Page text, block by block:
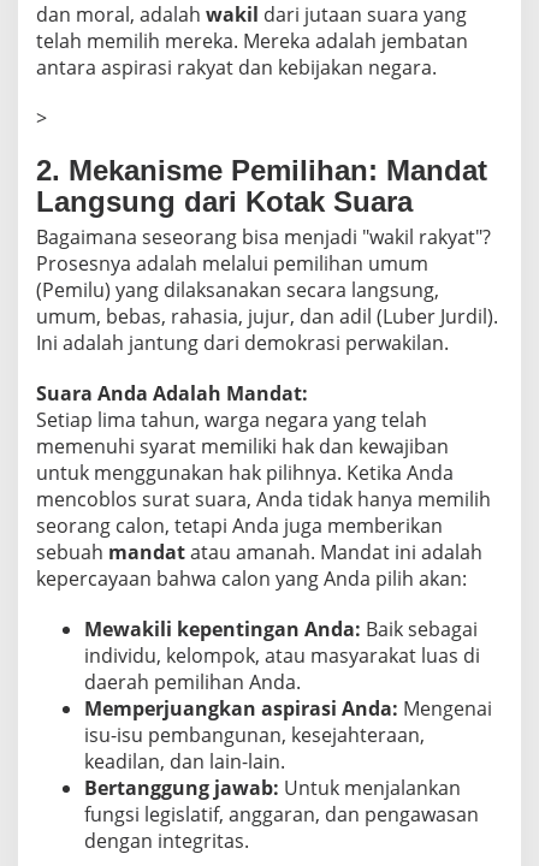
dan moral, adalah wakil dari jutaan suara yang
telah memilih mereka. Mereka adalah jembatan
antara aspirasi rakyat dan kebijakan negara.
>
2. Mekanisme Pemilihan: Mandat
Langsung dari Kotak Suara
Bagaimana seseorang bisa menjadi "wakil rakyat"?
Prosesnya adalah melalui pemilihan umum
(Pemilu) yang dilaksanakan secara langsung,
umum, bebas, rahasia, jujur, dan adil (Luber Jurdil).
Ini adalah jantung dari demokrasi perwakilan.
Suara Anda Adalah Mandat:
Setiap lima tahun, warga negara yang telah
memenuhi syarat memiliki hak dan kewajiban
untuk menggunakan hak pilihnya. Ketika Anda
mencoblos surat suara, Anda tidak hanya memilih
seorang calon, tetapi Anda juga memberikan
sebuah mandatatau amanah. Mandat ini adalah
kepercayaan bahwa calon yang Anda pilih akan:
Mewakili kepentingan Anda: Baik sebagai
individu, kelompok, atau masyarakat luas di
daerah pemilihan Anda.
Memperjuangkan aspirasi Anda: Mengenai
isu-isu pembangunan, kesejahteraan,
keadilan, dan lain-lain.
Bertanggung jawab: Untuk menjalankan
fungsi legislatif, anggaran, dan pengawasan
dengan integritas.